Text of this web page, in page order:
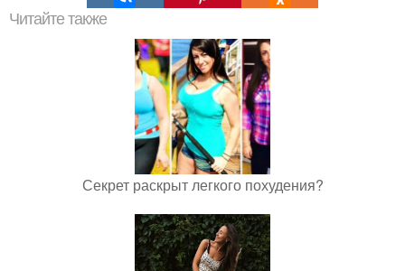
Читайте также
Секрет раскрыт легкого похудения?